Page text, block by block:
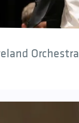
Orchestra